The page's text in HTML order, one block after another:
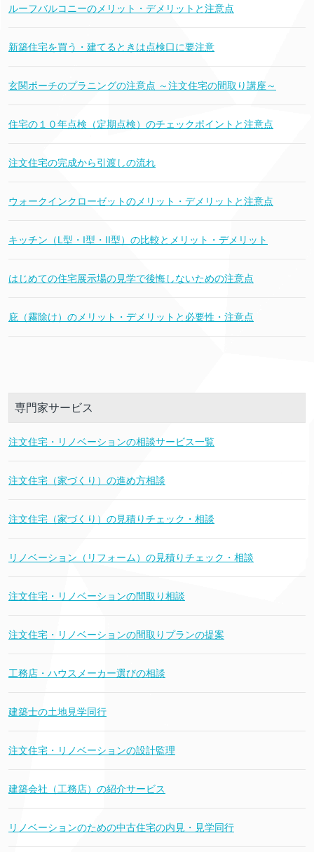
ルーフバルコニーのメリット・デメリットと注意点
新築住宅を買う・建てるときは点検口に要注意
玄関ポーチのプラニングの注意点 ～注文住宅の間取り講座～
住宅の１０年点検（定期点検）のチェックポイントと注意点
注文住宅の完成から引渡しの流れ
ウォークインクローゼットのメリット・デメリットと注意点
キッチン（L型・I型・II型）の比較とメリット・デメリット
はじめての住宅展示場の見学で後悔しないための注意点
庇（霧除け）のメリット・デメリットと必要性・注意点
専門家サービス
注文住宅・リノベーションの相談サービス一覧
注文住宅（家づくり）の進め方相談
注文住宅（家づくり）の見積りチェック・相談
リノベーション（リフォーム）の見積りチェック・相談
注文住宅・リノベーションの間取り相談
注文住宅・リノベーションの間取りプランの提案
工務店・ハウスメーカー選びの相談
建築士の土地見学同行
注文住宅・リノベーションの設計監理
建築会社（工務店）の紹介サービス
リノベーションのための中古住宅の内見・見学同行